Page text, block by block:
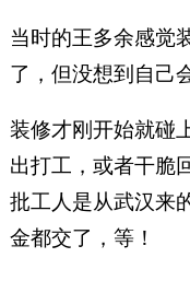
当时的王多余感觉
了，但没想到自己
装修才刚开始就碰
出打工，或者干脆
批工人是从武汉来
金都交了，等！